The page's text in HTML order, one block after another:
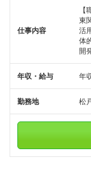
仕事内容
【
東
活
体
開
年収・給与 年
勤務地 松